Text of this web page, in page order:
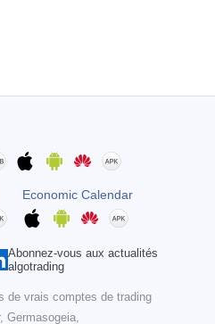
Economic Calendar
Abonnez-vous aux actualités
algotrading
de vrais comptes de trading
Germasogeia,